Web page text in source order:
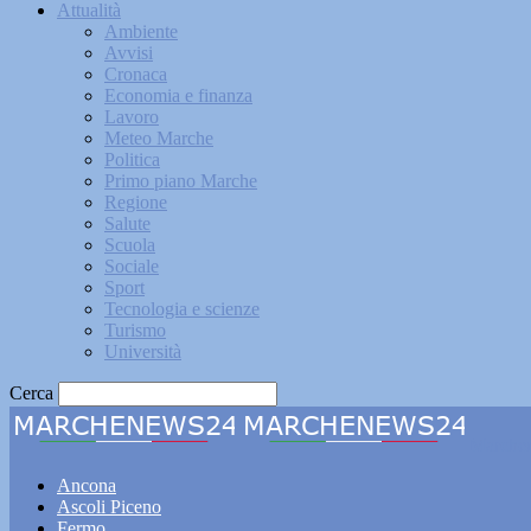
Attualità
Ambiente
Avvisi
Cronaca
Economia e finanza
Lavoro
Meteo Marche
Politica
Primo piano Marche
Regione
Salute
Scuola
Sociale
Sport
Tecnologia e scienze
Turismo
Università
Cerca
Ancona
Ascoli Piceno